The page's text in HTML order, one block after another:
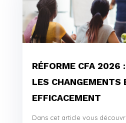
RÉFORME CFA 2026
LES CHANGEMENTS
EFFICACEMENT
Dans cet article vous